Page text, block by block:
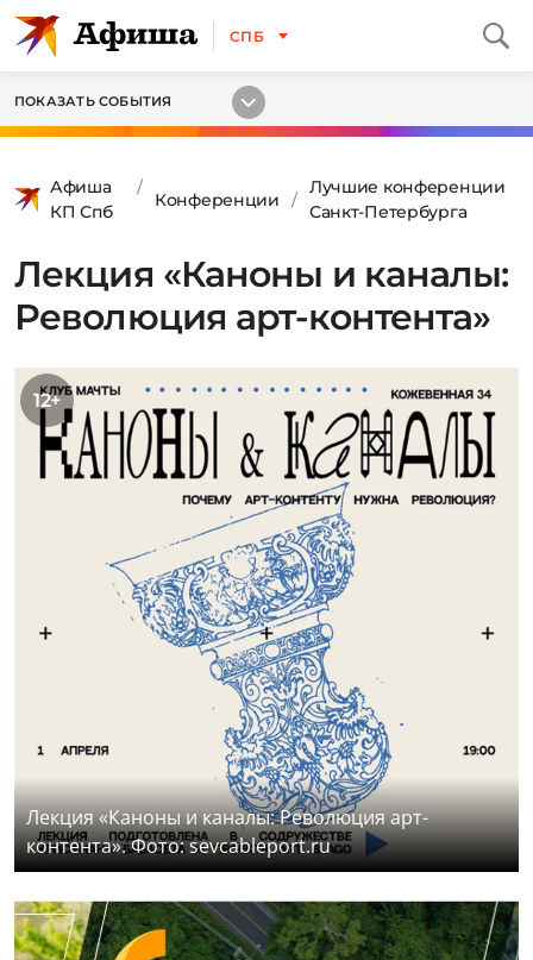
СПБ
ПОКАЗАТЬ СОБЫТИЯ
Афиша
КП Спб
Конференции
Лучшие конференции
Санкт-Петербурга
Лекция «Каноны и каналы:
Революция арт-контента»
12+
Лекция «Каноны и каналы: Революция арт-
контента». Фото: sevcableport.ru